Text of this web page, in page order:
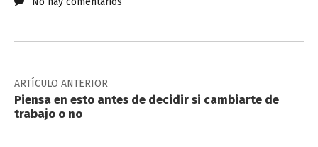
ARTÍCULO ANTERIOR
Piensa en esto antes de decidir si cambiarte de
trabajo o no